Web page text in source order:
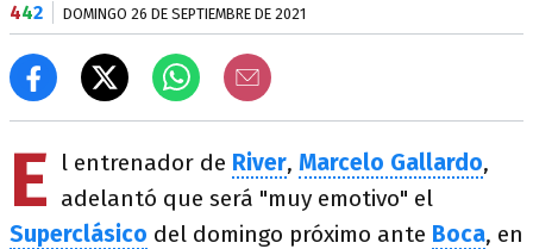
442 DOMINGO 26 DE SEPTIEMBRE DE 2021
E l entrenador de River, Marcelo Gallardo,
adelantó que será "muy emotivo" el
Superclásico del domingo próximo ante Boca, en